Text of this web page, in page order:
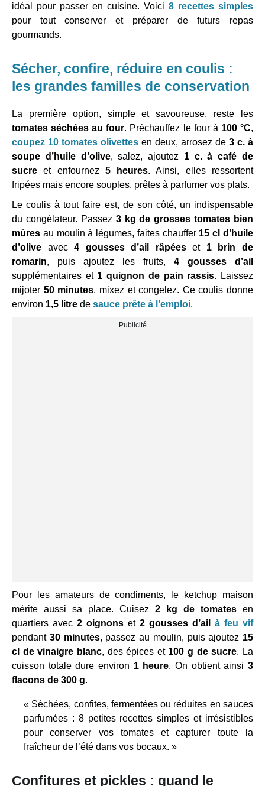
idéal pour passer en cuisine. Voici 8 recettes simples
pour tout conserver et préparer de futurs repas
gourmands.
Sécher, confire, réduire en coulis :
les grandes familles de conservation
La première option, simple et savoureuse, reste les
tomates séchées au four. Préchauffez le four à 100 °C,
coupez 10 tomates olivettes en deux, arrosez de 3 c. à
soupe d’huile d’olive, salez, ajoutez 1 c. à café de
sucre et enfournez 5 heures. Ainsi, elles ressortent
fripées mais encore souples, prêtes à parfumer vos plats.
Le coulis à tout faire est, de son côté, un indispensable
du congélateur. Passez 3 kg de grosses tomates bien
mûres au moulin à légumes, faites chauffer 15 cl d’huile
d’olive avec4 gousses d’ail râpéeset 1 brin de
romarin, puis ajoutez les fruits, 4 gousses d’ail
supplémentaires et 1 quignon de pain rassis. Laissez
mijoter 50 minutes, mixez et congelez. Ce coulis donne
environ 1,5 litre de sauce prête à l’emploi.
Pour les amateurs de condiments, le ketchup maison
mérite aussi sa place. Cuisez 2 kg de tomates en
quartiers avec 2 oignons et 2 gousses d’ail
à feu vif
pendant 30 minutes, passez au moulin, puis ajoutez 15
cl de vinaigre blanc, des épices et 100 g de sucre. La
cuisson totale dure environ 1 heure. On obtient ainsi3
flacons de 300 g.
« Séchées, confites, fermentées ou réduites en sauces
parfumées : 8 petites recettes simples et irrésistibles
pour conserver vos tomates et capturer toute la
fraîcheur de l’été dans vos bocaux. »
Confitures et pickles : quand le